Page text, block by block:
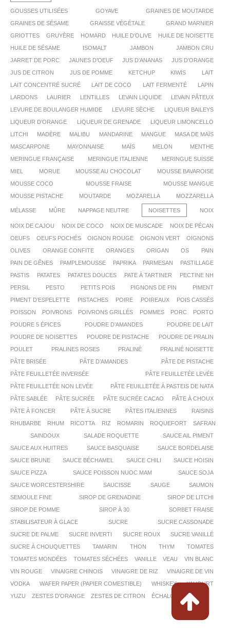
GOUSSES UTILISÉES GOYAVE
GRAINES DE MOUTARDE
GRAINES DE SÉSAME
GRAISSE VÉGÉTALE
GRAND MARNIER
GRIOTTES
GRUYÈRE HOMARD HUILE D’OLIVE
HUILE DE NOISETTE
HUILE DE SÉSAME
ISOMALT JAMBON
JAMBON CRU
JARRET DE PORC
JAUNES D’OEUF JUS D’ANANAS
JUS D’ORANGE
JUS DE CITRON
JUS DE POMME KETCHUP KIWIS
LAIT
LAIT CONCENTRÉ SUCRÉ
LAIT DE COCO LAIT FERMENTÉ
LAPIN
LARDONS
LAURIER LENTILLES LEVAIN LIQUIDE
LEVAIN PÂTEUX
LEVURE DE BOULANGER HUMIDE
LEVURE SÈCHE
LIQUEUR BAILEYS
LIQUEUR D’ORANGE
LIQUEUR DE GRENADE
LIQUEUR LIMONCELLO
LITCHI
MADÈRE MALIBU MANDARINE MANGUE
MASA DE MAÏS
MASCARPONE
MAYONNAISE MAÏS MELON
MENTHE
MERINGUE FRANÇAISE
MERINGUE ITALIENNE
MERINGUE SUISSE
MIEL
MORUE MOUSSE AU CHOCOLAT
MOUSSE BAVAROISE
MOUSSE COCO
MOUSSE FRAISE
MOUSSE MANGUE
MOUSSE PISTACHE
MOUTARDE MOZARELLA MOZZARELLA
MÉLASSE MÛRE NAPPAGE NEUTRE NOISETTES NOIX
NOIX DE CAJOU NOIX DE COCO NOIX DE MUSCADE
NOIX DE PÉCAN
OEUFS
OEUFS POCHÉS OIGNON ROUGE OIGNON VERT
OIGNONS
OLIVES
ORANGE CONFITE ORANGES ORIGAN OS
PAIN
PAIN DE GÊNES
PAMPLEMOUSSE PAPRIKA PARMESAN
PASTILLAGE
PASTIS
PATATES PATATES DOUCES PATE À TARTINER
PECTINE NH
PERSIL
PESTO PETITS POIS PIGNONS DE PIN
PIMENT
PIMENT D’ESPELETTE
PISTACHES POIRE POIREAUX
POIS CASSÉS
POISSON
POIVRONS POIVRONS GRILLÉS POMMES PORC
PORTO
POUDRE 5 ÉPICES
POUDRE D’AMANDES
POUDRE DE LAIT
POUDRE DE NOISETTES
POUDRE DE PISTACHE
POUDRE DE PRALIN
POULET
PRALINES ROSES PRALINÉ
PRALINÉ NOISETTE
PÂTE BRISÉE
PÂTE D’AMANDES
PÂTE DE PISTACHE
PÂTE FEUILLETÉE INVERSÉE
PÂTE FEUILLETÉE LEVÉE
PÂTE FEUILLETÉE NON LEVÉE
PÂTE FEUILLETÉE À PASTEIS DE NATA
PÂTE SABLÉE
PÂTE SUCRÉE PÂTE SUCRÉE CACAO
PÂTE À CHOUX
PÂTE À FONCER
PÂTE À SUCRE PÂTES ITALIENNES
RAISINS
RHUBARBE
RHUM RICOTTA RIZ ROMARIN ROQUEFORT
SAFRAN
SAINDOUX
SALADE ROQUETTE
SAUCE AIL PIMENT
SAUCE AUX HUITRES
SAUCE BASQUAISE
SAUCE BORDELAISE
SAUCE BRUNE
SAUCE BÉCHAMEL SAUCE CHILI
SAUCE HOISIN
SAUCE PIZZA
SAUCE POISSON NUOC MAM
SAUCE SOJA
SAUCE WORCESTERSHIRE
SAUCISSE SAUGE
SAUMON
SEMOULE FINE
SIROP DE GRENADINE
SIROP DE LITCHI
SIROP DE POMME
SIROP À 30
SORBET FRAISE
STABILISATEUR À GLACE
SUCRE
SUCRE CASSONADE
SUCRE DE PALME
SUCRE INVERTI SUCRE ROUX
SUCRE VANILLÉ
SUCRE À CHOUQUETTES
TAMARIN THON THYM
TOMATES
TOMATES MONDÉES
TOMATES SÉCHÉES VANILLE VEAU
VIN BLANC
VIN ROUGE
VINAIGRE CHINOIS VINAIGRE DE RIZ
VINAIGRE DE VIN
VODKA
WAFER PAPER (PAPIER COMESTIBLE) WHISKEY
YAHOURT
YUZU
ZESTES D’ORANGE ZESTES DE CITRON ÉCHALOTTES